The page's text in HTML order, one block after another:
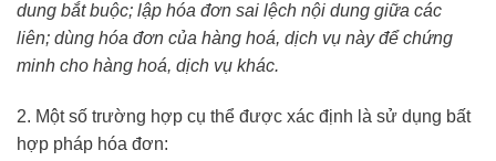
dung bắt buộc; lập hóa đơn sai lệch nội dung giữa các
liên; dùng hóa đơn của hàng hoá, dịch vụ này để chứng
minh cho hàng hoá, dịch vụ khác.
2. Một số trường hợp cụ thể được xác định là sử dụng bất
hợp pháp hóa đơn: